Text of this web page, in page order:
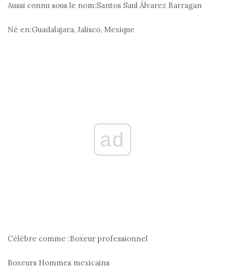
Aussi connu sous le nom:Santos Saul Álvarez Barragan
Né en:Guadalajara, Jalisco, Mexique
ad
Célèbre comme :Boxeur professionnel
Boxeurs Hommes mexicains